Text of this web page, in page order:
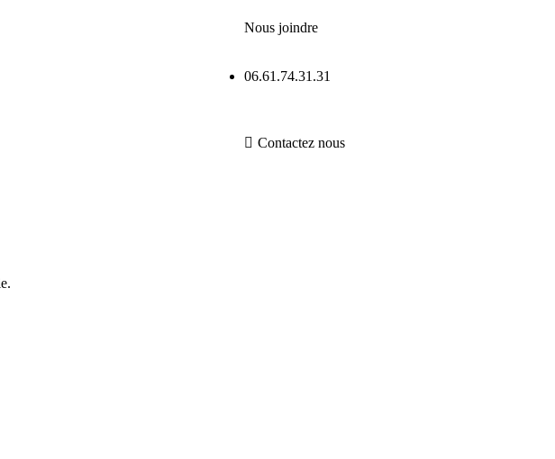
Nous joindre
06.61.74.31.31
Contactez nous